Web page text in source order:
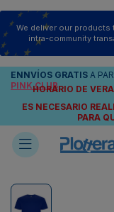
We deliver our products
intra-community
ENNVÍOS GRATIS A
PINK CLUB
HORARIO DE
ES NECESARIO
PARA